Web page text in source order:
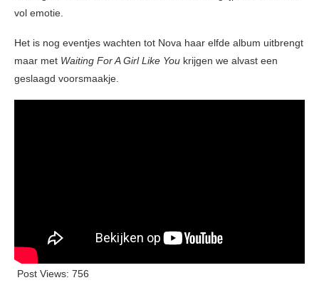
vol emotie.
Het is nog eventjes wachten tot Nova haar elfde album uitbrengt
maar met Waiting For A Girl Like You krijgen we alvast een
geslaagd voorsmaakje.
Post Views: 756